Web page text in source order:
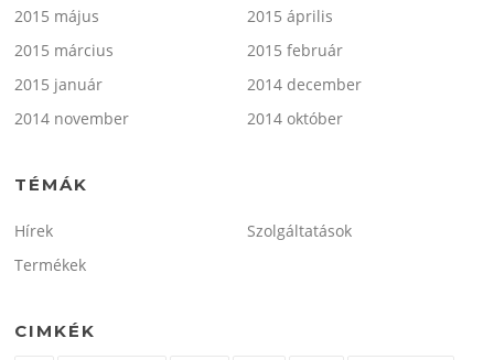
2015 május
2015 április
2015 március
2015 február
2015 január
2014 december
2014 november
2014 október
TÉMÁK
Hírek
Szolgáltatások
Termékek
CIMKÉK